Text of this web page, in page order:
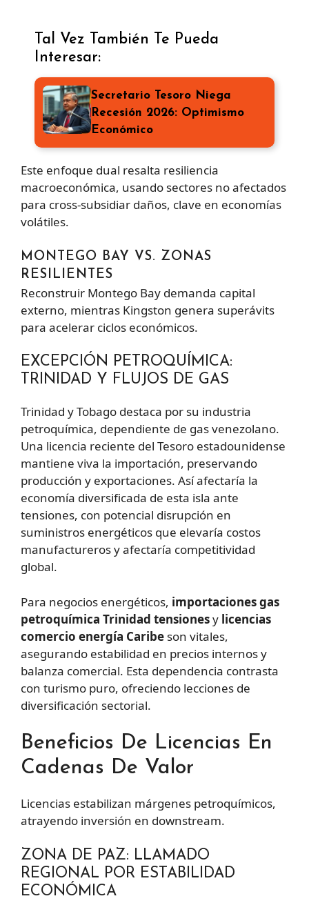
Tal Vez También Te Pueda
Interesar:
Secretario Tesoro Niega
Recesión 2026: Optimismo
Económico
Este enfoque dual resalta resiliencia
macroeconómica, usando sectores no afectados
para cross-subsidiar daños, clave en economías
volátiles.
MONTEGO BAY VS. ZONAS
RESILIENTES
Reconstruir Montego Bay demanda capital
externo, mientras Kingston genera superávits
para acelerar ciclos económicos.
EXCEPCIÓN PETROQUÍMICA:
TRINIDAD Y FLUJOS DE GAS
Trinidad y Tobago destaca por su industria
petroquímica, dependiente de gas venezolano.
Una licencia reciente del Tesoro estadounidense
mantiene viva la importación, preservando
producción y exportaciones. Así afectaría la
economía diversificada de esta isla ante
tensiones, con potencial disrupción en
suministros energéticos que elevaría costos
manufactureros y afectaría competitividad
global.
Para negocios energéticos, importaciones gas
petroquímica Trinidad tensionesy licencias
comercio energía Caribe son vitales,
asegurando estabilidad en precios internos y
balanza comercial. Esta dependencia contrasta
con turismo puro, ofreciendo lecciones de
diversificación sectorial.
Beneficios De Licencias En
Cadenas De Valor
Licencias estabilizan márgenes petroquímicos,
atrayendo inversión en downstream.
ZONA DE PAZ: LLAMADO
REGIONAL POR ESTABILIDAD
ECONÓMICA